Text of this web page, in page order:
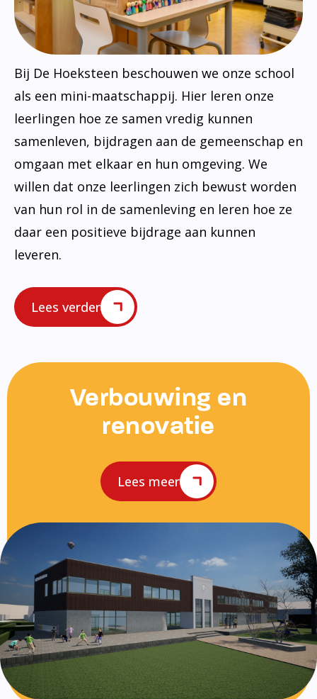
Bij De Hoeksteen beschouwen we onze school
als een mini-maatschappij. Hier leren onze
leerlingen hoe ze samen vredig kunnen
samenleven, bijdragen aan de gemeenschap en
omgaan met elkaar en hun omgeving. We
willen dat onze leerlingen zich bewust worden
van hun rol in de samenleving en leren hoe ze
daar een positieve bijdrage aan kunnen
leveren.
Lees verder
Verbouwing en
renovatie
Lees meer